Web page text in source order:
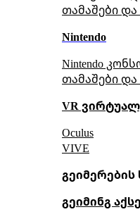
თამაშები და
Nintendo
Nintendo
თამაშები და
VR
Oculus
VIVE
გეიმერების
გეიმინგ